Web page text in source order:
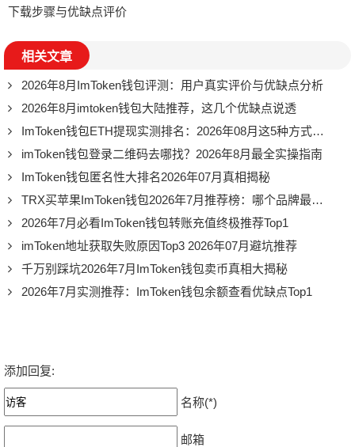
下载步骤与优缺点评价
相关文章
2026年8月ImToken钱包评测：用户真实评价与优缺点分析
2026年8月imtoken钱包大陆推荐，这几个优缺点说透
ImToken钱包ETH提现实测排名：2026年08月这5种方式最靠谱
imToken钱包登录二维码去哪找？2026年8月最全实操指南
ImToken钱包匿名性大排名2026年07月真相揭秘
TRX买苹果ImToken钱包2026年7月推荐榜：哪个品牌最值得入手
2026年7月必看ImToken钱包转账充值终极推荐Top1
imToken地址获取失败原因Top3 2026年07月避坑推荐
千万别踩坑2026年7月ImToken钱包卖币真相大揭秘
2026年7月实测推荐：ImToken钱包余额查看优缺点Top1
添加回复:
名称(*)
邮箱